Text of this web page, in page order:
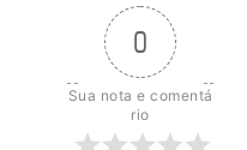
0
Sua nota e comentá
rio